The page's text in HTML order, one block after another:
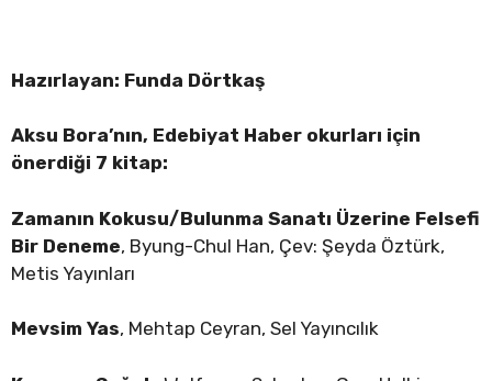
Hazırlayan: Funda Dörtkaş
Aksu Bora’nın, Edebiyat Haber okurları için
önerdiği 7 kitap:
Zamanın Kokusu/Bulunma Sanatı Üzerine Felsefi
Bir Deneme, Byung-Chul Han, Çev: Şeyda Öztürk,
Metis Yayınları
Mevsim Yas, Mehtap Ceyran, Sel Yayıncılık